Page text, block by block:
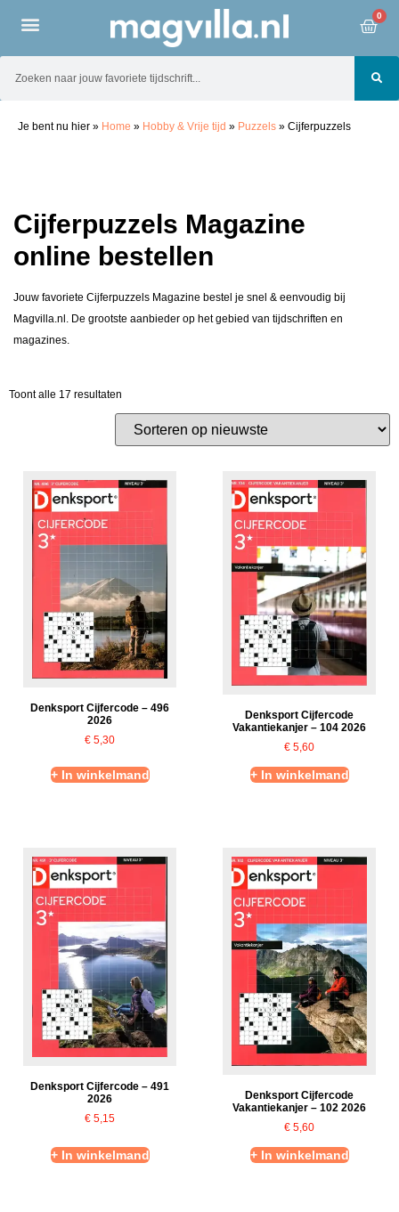
0
Je bent nu hier » Home » Hobby & Vrije tijd » Puzzels » Cijferpuzzels
Cijferpuzzels Magazine
online bestellen
Jouw favoriete Cijferpuzzels Magazine bestel je snel & eenvoudig bij
Magvilla.nl. De grootste aanbieder op het gebied van tijdschriften en
magazines.
Toont alle 17 resultaten
Denksport Cijfercode – 496
2026
€ 5,30
+ In winkelmand
Denksport Cijfercode
Vakantiekanjer – 104 2026
€ 5,60
+ In winkelmand
Denksport Cijfercode – 491
2026
€ 5,15
+ In winkelmand
Denksport Cijfercode
Vakantiekanjer – 102 2026
€ 5,60
+ In winkelmand